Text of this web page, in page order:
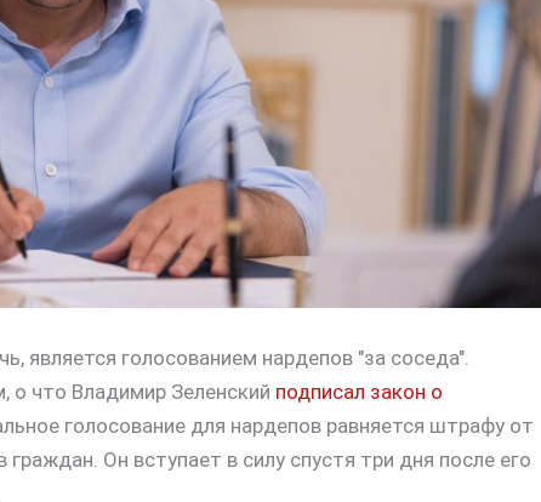
является голосованием нардепов "за соседа".
о что Владимир Зеленский подписал закон о
голосование для нардепов равняется штрафу от
Он вступает в силу спустя три дня после его